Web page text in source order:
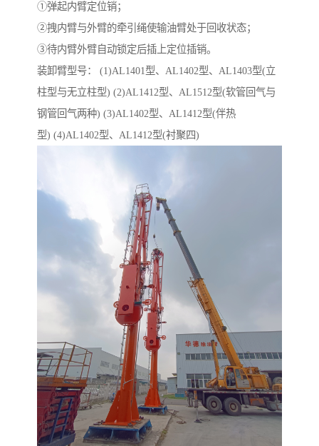
①弹起内臂定位销；
②拽内臂与外臂的牵引绳使输油臂处于回收状态；
③待内臂外臂自动锁定后插上定位插销。
装卸臂型号： (1)AL1401型、AL1402型、AL1403型(立
柱型与无立柱型) (2)AL1412型、AL1512型(软管回气与
钢管回气两种) (3)AL1402型、AL1412型(伴热
型) (4)AL1402型、AL1412型(衬聚四)